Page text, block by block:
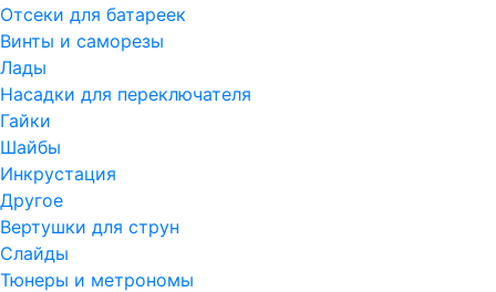
Отсеки для батареек
Винты и саморезы
Лады
Насадки для переключателя
Гайки
Шайбы
Инкрустация
Другое
Вертушки для струн
Слайды
Тюнеры и метрономы